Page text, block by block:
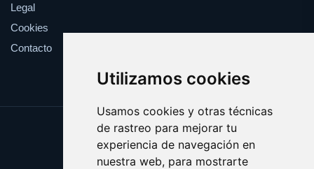
Utilizamos cookies
Usamos cookies y otras técnicas
de rastreo para mejorar tu
experiencia de navegación en
nuestra web, para mostrarte
Legal
Cookies
Contacto
Update cookies preferences
Copyright © 2025 besame.es